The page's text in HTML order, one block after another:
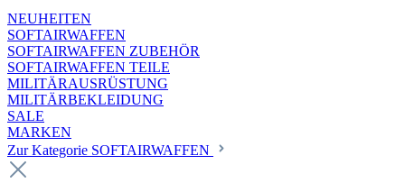
NEUHEITEN
SOFTAIRWAFFEN
SOFTAIRWAFFEN ZUBEHÖR
SOFTAIRWAFFEN TEILE
MILITÄRAUSRÜSTUNG
MILITÄRBEKLEIDUNG
SALE
MARKEN
Zur Kategorie SOFTAIRWAFFEN